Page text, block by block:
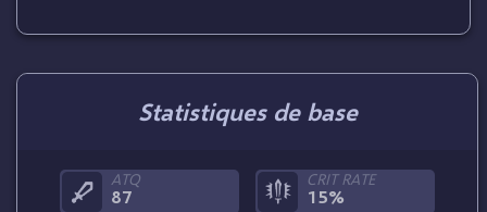
Statistiques de base
ATQ
87
CRIT RATE
15%